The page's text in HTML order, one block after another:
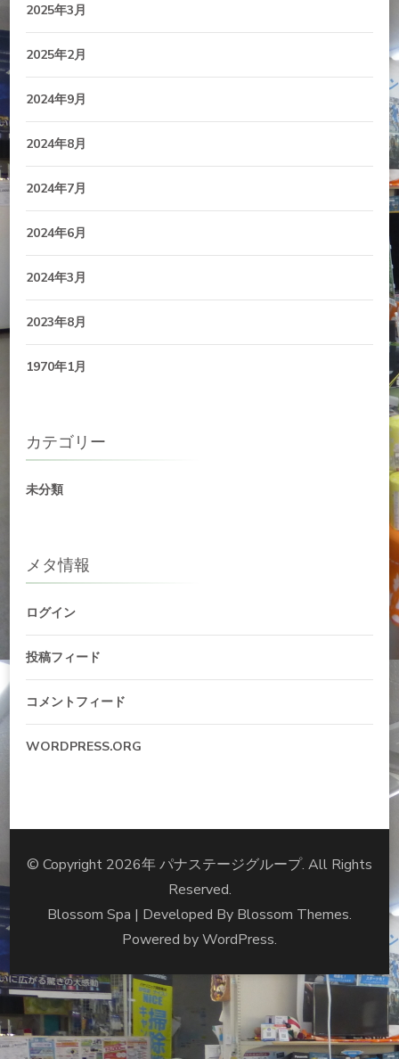
2025年3月
2025年2月
2024年9月
2024年8月
2024年7月
2024年6月
2024年3月
2023年8月
1970年1月
カテゴリー
未分類
メタ情報
ログイン
投稿フィード
コメントフィード
WORDPRESS.ORG
© Copyright 2026年パナステージグループ. All Rights
Reserved.
Blossom Spa | Developed By Blossom Themes.
Powered byWordPress.